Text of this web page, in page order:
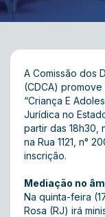
A Comissão dos
(CDCA)
“Criança E
Jurídica no
partir das 18h30,
na Rua 1121, n°
inscrição.
Mediação no
Na quinta-feira
Rosa (RJ) irá